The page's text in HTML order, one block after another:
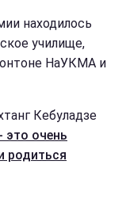
находилось
училище,
НаУКМА и
Кебуладзе
очень
родиться